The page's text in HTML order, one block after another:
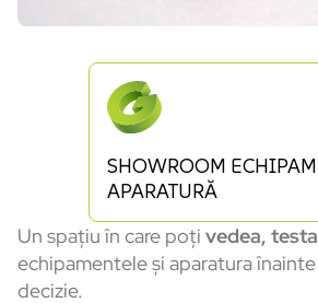
SHOWROOM
APARATURĂ
Un spațiu în care poți vedea,
echipamentele și aparatura
decizie.